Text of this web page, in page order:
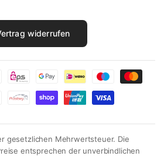
widerrufen
gesetzlichen Mehrwertsteuer. Die
entsprechen der unverbindlichen